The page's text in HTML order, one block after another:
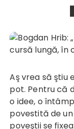
Aş vrea să ştiu exact cum se naşte o carte. Şi nu
pot. Pentru că
o idee, o
povestită de
poveştii se